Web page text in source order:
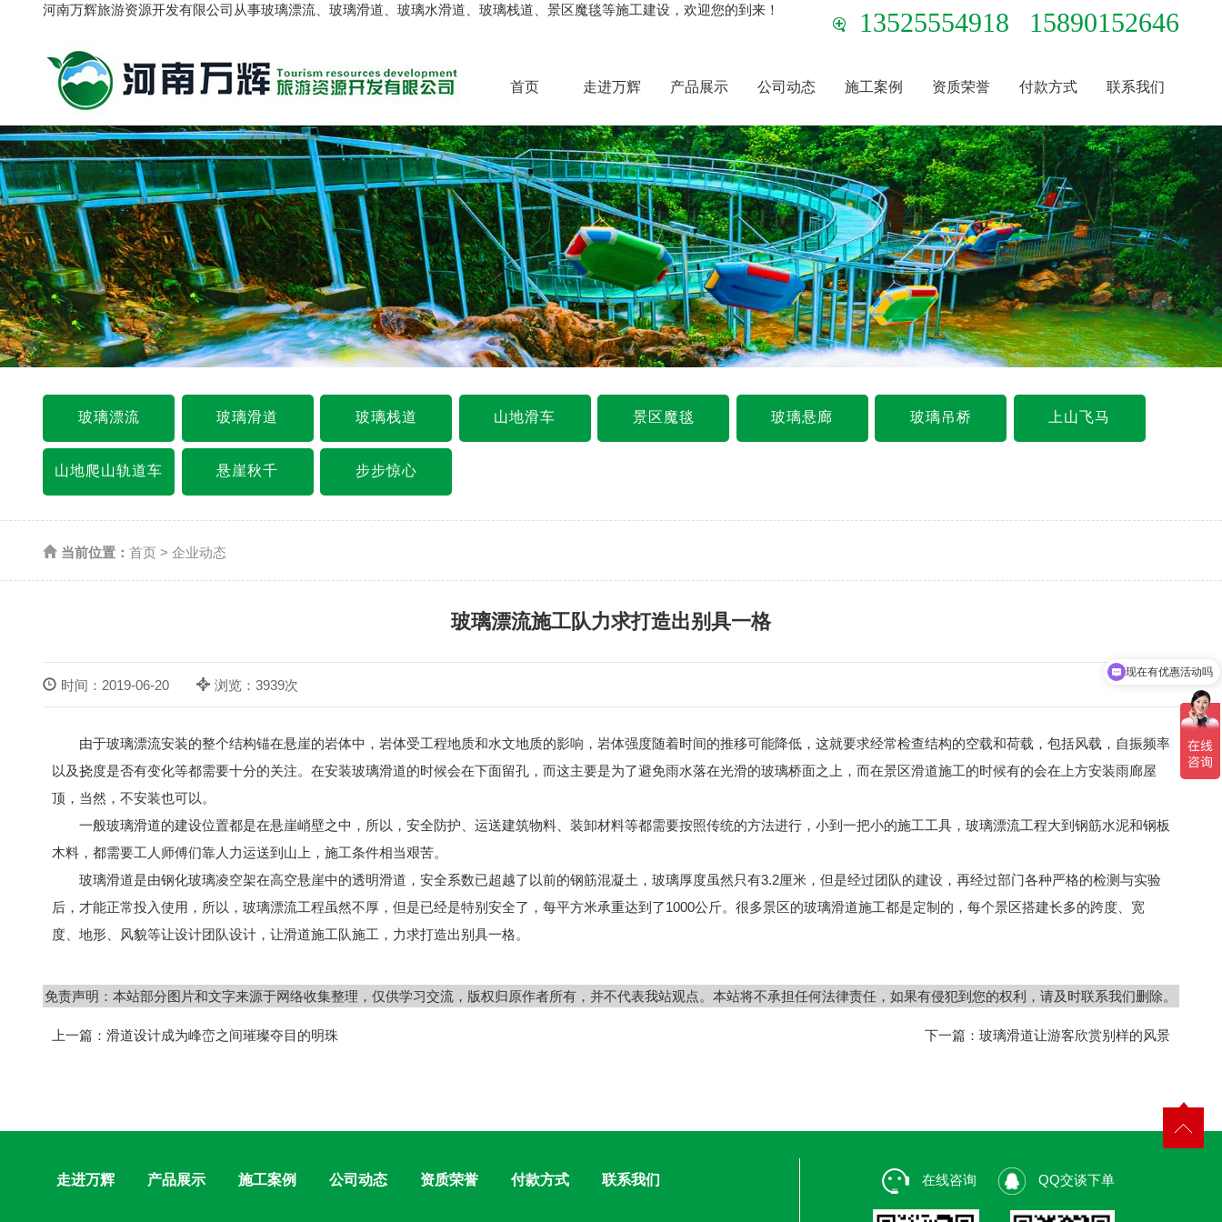
河南万辉旅游资源开发有限公司从事玻璃漂流、玻璃滑道、玻璃水滑道、玻璃栈道、景区魔毯等施工建设，欢迎您的到来！ 13525554918 15890152646
首页 走进万辉 产品展示 公司动态 施工案例 资质荣誉 付款方式 联系我们
玻璃漂流 玻璃滑道 玻璃栈道 山地滑车 景区魔毯 玻璃悬廊 玻璃吊桥 上山飞马
山地爬山轨道车 悬崖秋千 步步惊心
当前位置： 首页 > 企业动态
玻璃漂流施工队力求打造出别具一格
时间：2019-06-20 浏览：3939次
由于玻璃漂流安装的整个结构锚在悬崖的岩体中，岩体受工程地质和水文地质的影响，岩体强度随着时间的推移可能降低，这就要求经常检查结构的空载和荷载，包括风载，自振频率
以及挠度是否有变化等都需要十分的关注。在安装玻璃滑道的时候会在下面留孔，而这主要是为了避免雨水落在光滑的玻璃桥面之上，而在景区滑道施工的时候有的会在上方安装雨廊屋
顶，当然，不安装也可以。
一般玻璃滑道的建设位置都是在悬崖峭壁之中，所以，安全防护、运送建筑物料、装卸材料等都需要按照传统的方法进行，小到一把小的施工工具，玻璃漂流工程大到钢筋水泥和钢板
木料，都需要工人师傅们靠人力运送到山上，施工条件相当艰苦。
玻璃滑道是由钢化玻璃凌空架在高空悬崖中的透明滑道，安全系数已超越了以前的钢筋混凝土，玻璃厚度虽然只有3.2厘米，但是经过团队的建设，再经过部门各种严格的检测与实验
后，才能正常投入使用，所以，玻璃漂流工程虽然不厚，但是已经是特别安全了，每平方米承重达到了1000公斤。很多景区的玻璃滑道施工都是定制的，每个景区搭建长多的跨度、宽
度、地形、风貌等让设计团队设计，让滑道施工队施工，力求打造出别具一格。
免责声明：本站部分图片和文字来源于网络收集整理，仅供学习交流，版权归原作者所有，并不代表我站观点。本站将不承担任何法律责任，如果有侵犯到您的权利，请及时联系我们删除。
上一篇： 滑道设计成为峰峦之间璀璨夺目的明珠 下一篇： 玻璃滑道让游客欣赏别样的风景
走进万辉 产品展示 施工案例 公司动态 资质荣誉 付款方式 联系我们 在线咨询 QQ交谈下单
现在有优惠活动吗